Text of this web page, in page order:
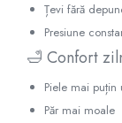
Țevi fără
Presiune
🛁 Confort
Piele mai puțin
Păr mai moale